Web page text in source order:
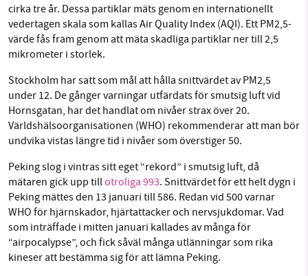
cirka tre år. Dessa partiklar mäts genom en internationellt
vedertagen skala som kallas Air Quality Index (AQI). Ett PM2,5-
värde fås fram genom att mäta skadliga partiklar ner till 2,5
mikrometer i storlek.
Stockholm har satt som mål att hålla snittvärdet av PM2,5
under 12. De gånger varningar utfärdats för smutsig luft vid
Hornsgatan, har det handlat om nivåer strax över 20.
Världshälsoorganisationen (WHO) rekommenderar att man bör
undvika vistas längre tid i nivåer som överstiger 50.
Peking slog i vintras sitt eget “rekord” i smutsig luft, då
mätaren gick upp tillotroliga 993. Snittvärdet för ett helt dygn i
Peking mättes den 13 januari till 586. Redan vid 500 varnar
WHO för hjärnskador, hjärtattacker och nervsjukdomar. Vad
som inträffade i mitten januari kallades av många för
“airpocalypse”, och fick såväl många utlänningar som rika
kineser att bestämma sig för att lämna Peking.